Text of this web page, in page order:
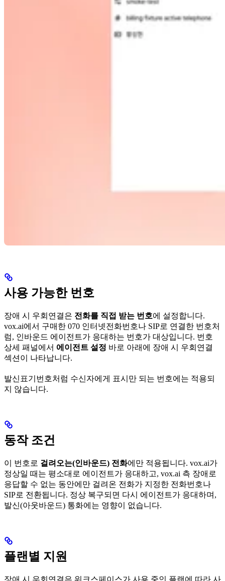
사용 가능한 번호
장애 시 우회연결은 전화를 직접 받는 번호에 설정합니다.
vox.ai에서 구매한 070 인터넷전화번호나 SIP로 연결한 번호처
럼, 인바운드 에이전트가 응대하는 번호가 대상입니다. 번호
상세 패널에서 에이전트 설정 바로 아래에 장애 시 우회연결
섹션이 나타납니다.
발신표기번호처럼 수신자에게 표시만 되는 번호에는 적용되
지 않습니다.
동작 조건
이 번호로 걸려오는(인바운드) 전화에만 적용됩니다. vox.ai가
정상일 때는 평소대로 에이전트가 응대하고, vox.ai 측 장애로
응답할 수 없는 동안에만 걸려온 전화가 지정한 전화번호나
SIP로 전환됩니다. 정상 복구되면 다시 에이전트가 응대하며,
발신(아웃바운드) 통화에는 영향이 없습니다.
플랜별 지원
장애 시 우회연결은 워크스페이스가 사용 중인 플랜에 따라 사